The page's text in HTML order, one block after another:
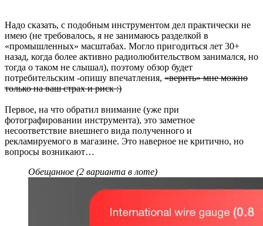
Надо сказать, с подобным инструментом дел практически не
имею (не требовалось, я не занимаюсь разделкой в
«промышленных» масштабах. Могло пригодиться лет 30+
назад, когда более активно радиолюбительством занимался, но
тогда о таком не слышал), поэтому обзор будет
потребительским -опишу впечатления, «верить» мне можно
только на ваш страх и риск :)
Первое, на что обратил внимание (уже при
фотографировании инструмента), это заметное
несоответствие внешнего вида полученного и
рекламируемого в магазине. Это наверное не критично, но
вопросы возникают…
Обещанное (2 варианта в лоте)